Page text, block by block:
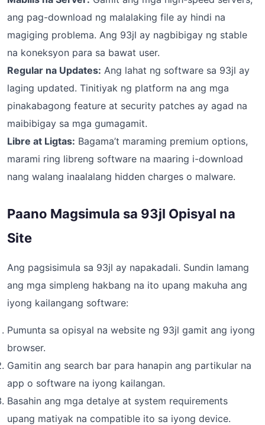
ang pag-download ng malalaking file ay hindi na
magiging problema. Ang 93jl ay nagbibigay ng stable
na koneksyon para sa bawat user.
Regular na Updates: Ang lahat ng software sa 93jl ay
laging updated. Tinitiyak ng platform na ang mga
pinakabagong feature at security patches ay agad na
maibibigay sa mga gumagamit.
Libre at Ligtas: Bagama’t maraming premium options,
marami ring libreng software na maaring i-download
nang walang inaalalang hidden charges o malware.
Paano Magsimula sa 93jl Opisyal na
Site
Ang pagsisimula sa 93jl ay napakadali. Sundin lamang
ang mga simpleng hakbang na ito upang makuha ang
iyong kailangang software:
Pumunta sa opisyal na website ng 93jl gamit ang iyong
browser.
Gamitin ang search bar para hanapin ang partikular na
app o software na iyong kailangan.
Basahin ang mga detalye at system requirements
upang matiyak na compatible ito sa iyong device.